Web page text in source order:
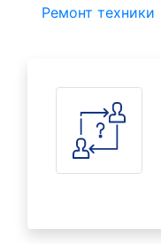
Ремонт техники